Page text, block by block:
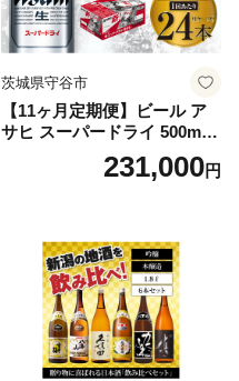
茨城県守谷市
【11ヶ月定期便】ビール ア
サヒ スーパードライ 500ml 2
4本 1ケース×11ヶ月 | アサヒ
ビール 究極の辛口 酒 お酒 ア
uper dry 11回 缶ビール 缶 ギ
フト 内祝い 茨城県守谷市 送
料無料
231,000円